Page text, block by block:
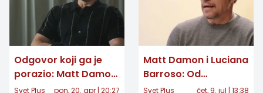
Odgovor koji ga je
porazio: Matt Damon
otkrio kako mu je
Svet Plus pon, 20. apr | 20:27
Matt Damon i Luciana
Barroso: Od
slučajnog susreta u
Svet Plus čet, 9. jul | 13:38